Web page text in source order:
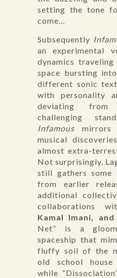
setting the tone
come…
Subsequently
an experimental
dynamics
space bursting
different sonic
with personality
deviating from
challenging
Infamous mirrors
musical
almost extra-
Not surprisingly,
still gathers some
from earlier
additional
collaborations
Kamal Imani, and
Net” is a
spaceship that
fluffy soil of the
old school house
while